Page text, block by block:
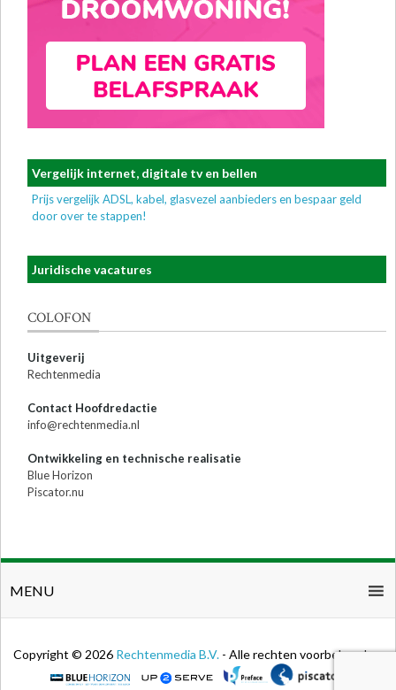
Vergelijk internet, digitale tv en bellen
Prijs vergelijk ADSL, kabel, glasvezel aanbieders en bespaar geld
door over te stappen!
Juridische vacatures
COLOFON
Uitgeverij
Rechtenmedia
Contact Hoofdredactie
info@rechtenmedia.nl
Ontwikkeling en technische realisatie
Blue Horizon
Piscator.nu
MENU
Copyright © 2026 Rechtenmedia B.V. - Alle rechten voorbehouden.